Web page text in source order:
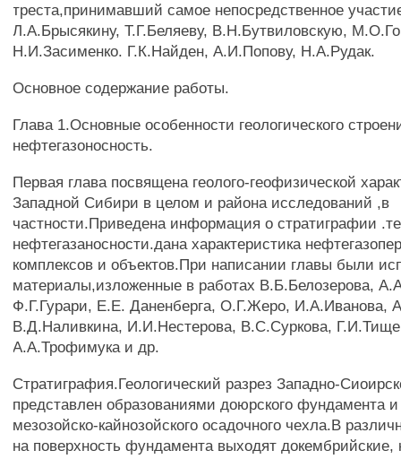
треста,принимавший самое непосредственное
Л.А.Брысякину, Т.Г.Беляеву, В.Н.Бутвиловскую,
Н.И.Засименко. Г.К.Найден, А.И.Попову, Н.А.Рудак.
Основное содержание работы.
Глава 1.Основные особенности геологического
нефтегазоносность.
Первая глава посвящена геолого-геофизической
Западной Сибири в целом и района исследований ,в
частности.Приведена информация о стратиграфии
нефтегазаносности.дана характеристика
комплексов и объектов.При написании главы были
материалы,изложенные в работах В.Б.Белозерова,
Ф.Г.Гурари, Е.Е. Даненберга, О.Г.Жеро, И.А.Иванова,
В.Д.Наливкина, И.И.Нестерова, В.С.Суркова,
А.А.Трофимука и др.
Стратиграфия.Геологический разрез Западно-
представлен образованиями доюрского фундамента
мезозойско-кайнозойского осадочного чехла.В
на поверхность фундамента выходят докембрийские,